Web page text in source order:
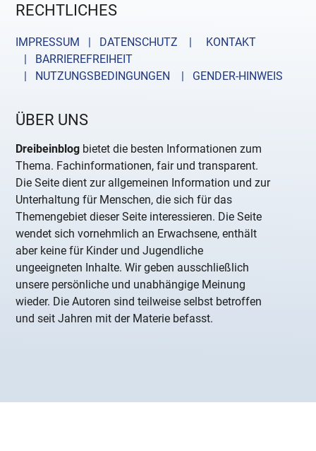
RECHTLICHES
IMPRESSUM | DATENSCHUTZ |
KONTAKT
| BARRIEREFREIHEIT
| NUTZUNGSBEDINGUNGEN
| GENDER-HINWEIS
ÜBER UNS
Dreibeinblog bietet die besten Informationen zum
Thema. Fachinformationen, fair und transparent.
Die Seite dient zur allgemeinen Information und zur
Unterhaltung für Menschen, die sich für das
Themengebiet dieser Seite interessieren. Die Seite
wendet sich vornehmlich an Erwachsene, enthält
aber keine für Kinder und Jugendliche
ungeeigneten Inhalte. Wir geben ausschließlich
unsere persönliche und unabhängige Meinung
wieder. Die Autoren sind teilweise selbst betroffen
und seit Jahren mit der Materie befasst.